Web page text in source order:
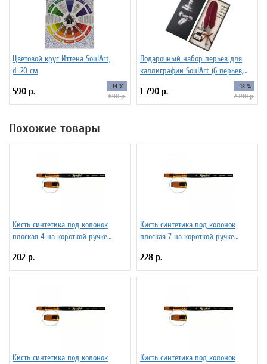
Цветовой круг Иттена SoulArt,
d=20 см
590 р. -14 %
690 р.
Подарочный набор перьев для
каллиграфии SoulArt (6 перьев,
1 790 р. -18 %
2 190 р.
Похожие товары
Кисть синтетика под колонок
плоская 4 на короткой ручке
202 р.
Кисть синтетика под колонок
плоская 7 на короткой ручке
228 р.
Кисть синтетика под колонок
Кисть синтетика под колонок